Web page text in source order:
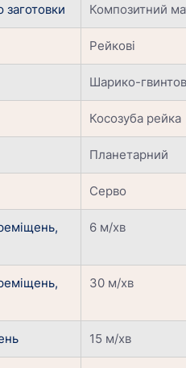
заготовки Композитний
Рейкові
Шарико-
Косозуба рейка
Планетарний
Cерво
6 м/хв
30 м/хв
15 м/хв